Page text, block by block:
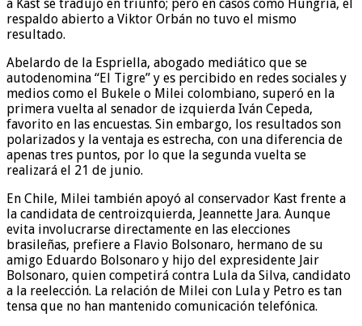
a Kast se tradujo en triunfo; pero en casos como Hungría, el
respaldo abierto a Viktor Orbán no tuvo el mismo
resultado.
Abelardo de la Espriella, abogado mediático que se
autodenomina “El Tigre” y es percibido en redes sociales y
medios como el Bukele o Milei colombiano, superó en la
primera vuelta al senador de izquierda Iván Cepeda,
favorito en las encuestas. Sin embargo, los resultados son
polarizados y la ventaja es estrecha, con una diferencia de
apenas tres puntos, por lo que la segunda vuelta se
realizará el 21 de junio.
En Chile, Milei también apoyó al conservador Kast frente a
la candidata de centroizquierda, Jeannette Jara. Aunque
evita involucrarse directamente en las elecciones
brasileñas, prefiere a Flavio Bolsonaro, hermano de su
amigo Eduardo Bolsonaro y hijo del expresidente Jair
Bolsonaro, quien competirá contra Lula da Silva, candidato
a la reelección. La relación de Milei con Lula y Petro es tan
tensa que no han mantenido comunicación telefónica.